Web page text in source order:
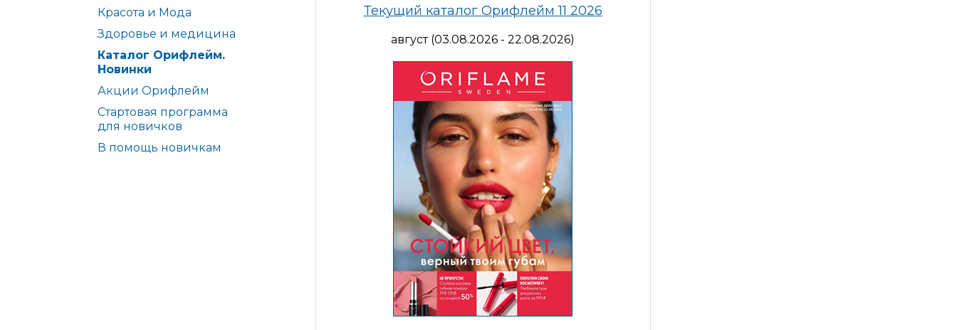
Красота и Мода
Здоровье и медицина
Каталог Орифлейм.
Новинки
Акции Орифлейм
Стартовая программа
для новичков
В помощь новичкам
Текущий каталог Орифлейм 11 2026
август (03.08.2026 - 22.08.2026)